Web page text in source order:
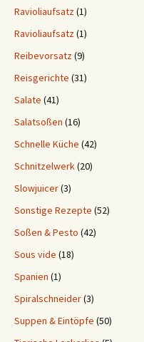
Ravioliaufsatz(1)
Ravioliaufsatz(1)
Reibevorsatz(9)
Reisgerichte (31)
Salate (41)
Salatsoßen (16)
Schnelle Küche (42)
Schnitzelwerk(20)
Slowjuicer(3)
Sonstige Rezepte (52)
Soßen & Pesto (42)
Sous vide (18)
Spanien (1)
Spiralschneider(3)
Suppen & Eintöpfe (50)